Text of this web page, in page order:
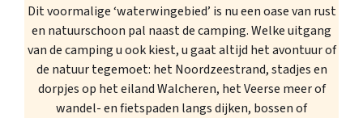
Dit voormalige ‘waterwingebied’ is nu een oase van rust
en natuurschoon pal naast de camping. Welke uitgang
van de camping u ook kiest, u gaat altijd het avontuur of
de natuur tegemoet: het Noordzeestrand, stadjes en
dorpjes op het eiland Walcheren, het Veerse meer of
wandel- en fietspaden langs dijken, bossen of